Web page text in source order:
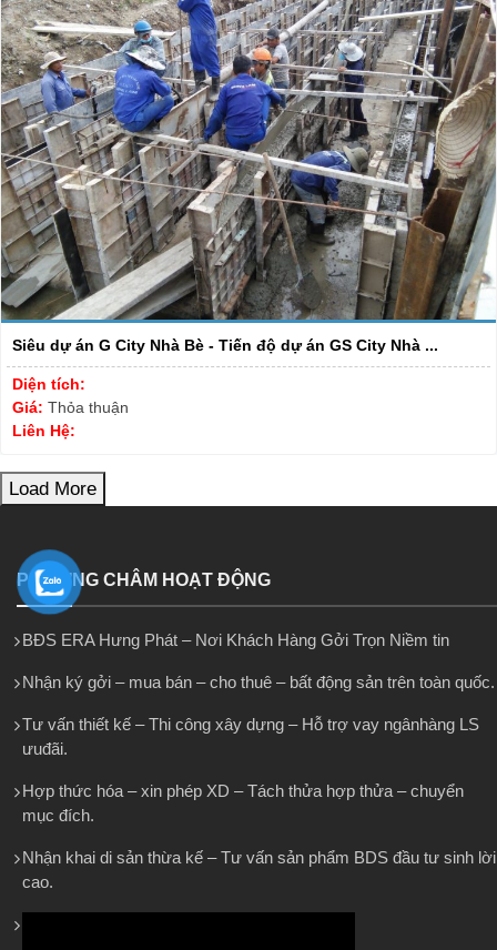
Siêu dự án G City Nhà Bè - Tiến độ dự án GS City Nhà ...
Diện tích:
Giá: Thỏa thuận
Liên Hệ:
Load More
PHƯƠNG CHÂM HOẠT ĐỘNG
BĐS ERA Hưng Phát – Nơi Khách Hàng Gởi Trọn Niềm tin
Nhận ký gởi – mua bán – cho thuê – bất động sản trên toàn quốc.
Tư vấn thiết kế – Thi công xây dựng – Hỗ trợ vay ngânhàng LS
ưuđãi.
Hợp thức hóa – xin phép XD – Tách thửa hợp thửa – chuyển
mục đích.
Nhận khai di sản thừa kế – Tư vấn sản phẩm BDS đầu tư sinh lời
cao.